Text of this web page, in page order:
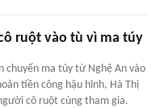
ruột vào tù vì ma túy
chuyển ma túy từ Nghệ An vào
tiền công hậu hĩnh, Hà Thị
cô ruột cùng tham gia.